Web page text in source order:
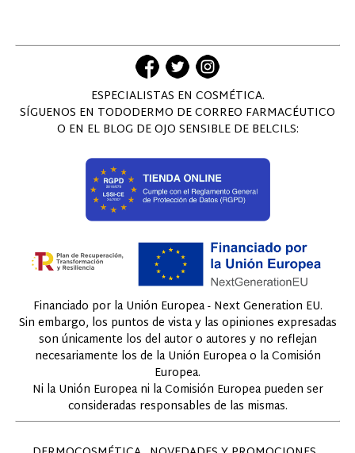
ESPECIALISTAS EN COSMÉTICA.
SÍGUENOS EN TODODERMO DE CORREO FARMACÉUTICO
O EN EL BLOG DE OJO SENSIBLE DE BELCILS:
Financiado por la Unión Europea - Next Generation EU.
Sin embargo, los puntos de vista y las opiniones expresadas
son únicamente los del autor o autores y no reflejan
necesariamente los de la Unión Europea o la Comisión
Europea.
Ni la Unión Europea ni la Comisión Europea pueden ser
consideradas responsables de las mismas.